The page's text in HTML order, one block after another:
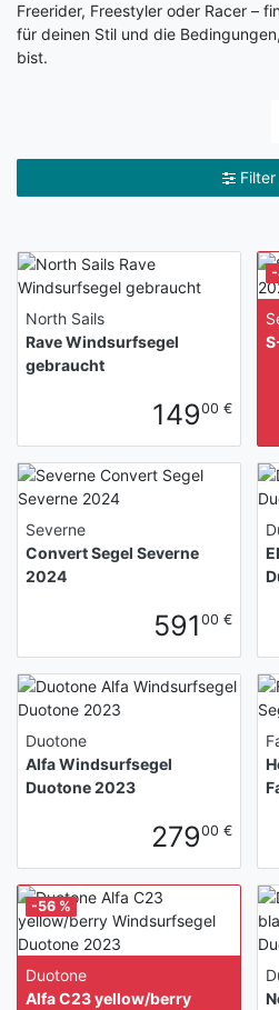
Freerider, Freestyler oder Racer –
für deinen Stil und die
bist.
Filter
North Sails
Rave Windsurfsegel
gebraucht
14900 €
-
Severne
Convert Segel Severne
2024
591 00 €
Duotone
Alfa Windsurfsegel
Duotone 2023
27900 €
Duotone
Alfa C23 yellow/berry
-56 %